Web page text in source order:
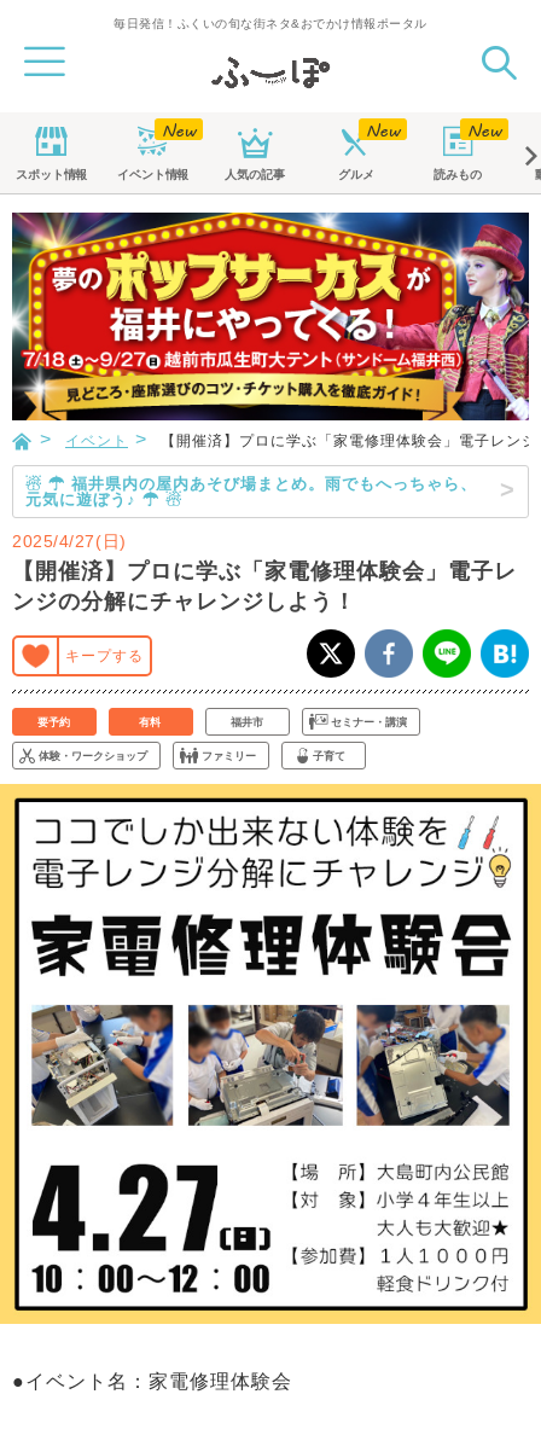
毎日発信！ふくいの旬な街ネタ&おでかけ情報ポータル
スポット情報 イベント情報 人気の記事 グルメ 読みもの
イベント 【開催済】プロに学ぶ「家電修理体験会」電子レン
☃ ☂ 福井県内の屋内あそび場まとめ。雨でもへっちゃら、
元気に遊ぼう♪ ☂ ☃
2025/4/27(日)
【開催済】プロに学ぶ「家電修理体験会」電子レ
ンジの分解にチャレンジしよう！
キープする
要予約 有料 福井市 セミナー・講演
体験・ワークショップ ファミリー 子育て
●イベント名：家電修理体験会